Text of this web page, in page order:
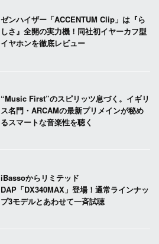
ゼンハイザー「ACCENTUM Clip」は『ら
しさ』全開の実力機！同社初イヤーカフ型
イヤホンを徹底レビュー
“Music First”のスピリッツ息づく。イギリ
ス名門・ARCAMの最新プリメインが秘め
るスマートな音楽性を聴く
iBassoからリミテッド
DAP「DX340MAX」登場！通常ラインナッ
プ3モデルとあわせて一斉試聴